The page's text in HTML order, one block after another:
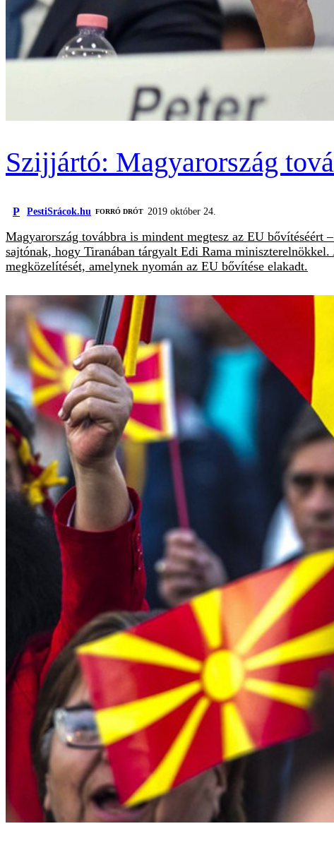
Szijjártó: Magyarország
P PestiSrácok.hu FORRÓ DRÓT 2019 október 24.
Magyarország továbbra is mindent megtesz az EU
sajtónak, hogy Tiranában tárgyalt Edi Rama
megközelítését, amelynek nyomán az EU bővítése elakadt.